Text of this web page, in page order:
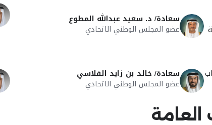
سعادة/ د. سعيد عبدالله المطوع
عضو المجلس الوطني الاتحادي
سعادة/ خالد بن زايد الفلاسي
عضو المجلس الوطني الاتحادي
العامة